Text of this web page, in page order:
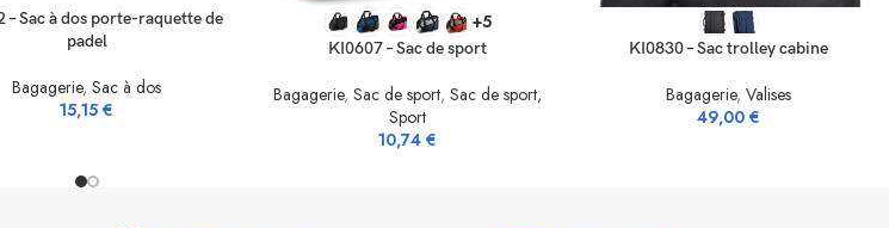
OPTIONS
– Sac à dos porte-raquette de
padel
Bagagerie,Sac à dos
15,15€
SELECT OPTIONS +5
KI0607 – Sac de sport
Bagagerie,Sac de sport,Sac de sport,
Sport
10,74€
CHOIX DES OPTIONS
KI0830 – Sac trolley cabine
Bagagerie,Valises
49,00€